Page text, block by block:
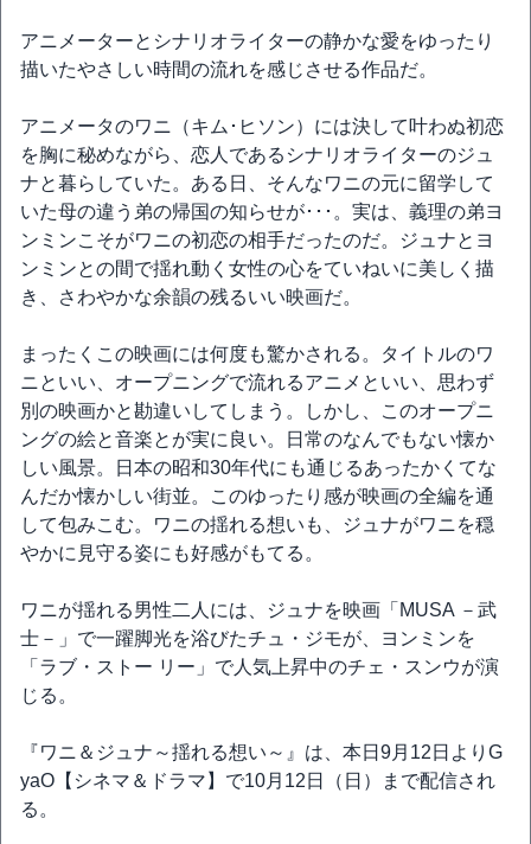
アニメーターとシナリオライターの静かな愛をゆったり
描いたやさしい時間の流れを感じさせる作品だ。
アニメータのワニ（キム･ヒソン）には決して叶わぬ初恋
を胸に秘めながら、恋人であるシナリオライターのジュ
ナと暮らしていた。ある日、そんなワニの元に留学して
いた母の違う弟の帰国の知らせが･･･。実は、義理の弟ヨ
ンミンこそがワニの初恋の相手だったのだ。ジュナとヨ
ンミンとの間で揺れ動く女性の心をていねいに美しく描
き、さわやかな余韻の残るいい映画だ。
まったくこの映画には何度も驚かされる。タイトルのワ
ニといい、オープニングで流れるアニメといい、思わず
別の映画かと勘違いしてしまう。しかし、このオープニ
ングの絵と音楽とが実に良い。日常のなんでもない懐か
しい風景。日本の昭和30年代にも通じるあったかくてな
んだか懐かしい街並。このゆったり感が映画の全編を通
して包みこむ。ワニの揺れる想いも、ジュナがワニを穏
やかに見守る姿にも好感がもてる。
ワニが揺れる男性二人には、ジュナを映画「MUSA －武
士－」で一躍脚光を浴びたチュ・ジモが、ヨンミンを
「ラブ・ストー リー」で人気上昇中のチェ・スンウが演
じる。
『ワニ＆ジュナ～揺れる想い～』は、本日9月12日よりG
yaO【シネマ＆ドラマ】で10月12日（日）まで配信され
る。